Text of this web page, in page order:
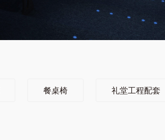
餐桌椅 礼堂工程配套